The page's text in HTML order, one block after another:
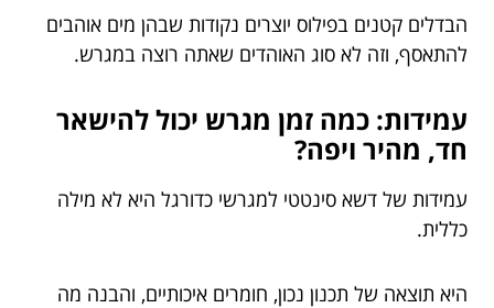
הבדלים קטנים בפילוס יוצרים נקודות שבהן מים אוהבים
להתאסף, וזה לא סוג האוהדים שאתה רוצה במגרש.
עמידות: כמה זמן מגרש יכול להישאר
חד, מהיר ויפה?
עמידות של דשא סינטטי למגרשי כדורגל היא לא מילה
כללית.
היא תוצאה של תכנון נכון, חומרים איכותיים, והבנה מה